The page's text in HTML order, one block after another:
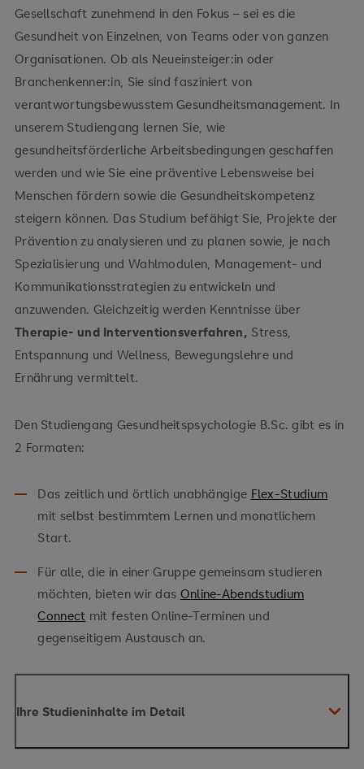
Gesellschaft zunehmend in den Fokus – sei es die
Gesundheit von Einzelnen, von Teams oder von ganzen
Organisationen. Ob als Neueinsteiger:in oder
Branchenkenner:in, Sie sind fasziniert von
verantwortungsbewusstem Gesundheitsmanagement. In
unserem Studiengang lernen Sie, wie
gesundheitsförderliche Arbeitsbedingungen geschaffen
werden und wie Sie eine präventive Lebensweise bei
Menschen fördern sowie die Gesundheitskompetenz
steigern können. Das Studium befähigt Sie, Projekte der
Prävention zu analysieren und zu planen sowie, je nach
Spezialisierung und Wahlmodulen, Management- und
Kommunikationsstrategien zu entwickeln und
anzuwenden. Gleichzeitig werden Kenntnisse über
Therapie- und Interventionsverfahren, Stress,
Entspannung und Wellness, Bewegungslehre und
Ernährung vermittelt.
Den Studiengang Gesundheitspsychologie B.Sc. gibt es in
2 Formaten:
Das zeitlich und örtlich unabhängige Flex-Studium
mit selbst bestimmtem Lernen und monatlichem
Start.
Für alle, die in einer Gruppe gemeinsam studieren
möchten, bieten wir das Online-Abendstudium
Connect mit festen Online-Terminen und
gegenseitigem Austausch an.
Ihre Studieninhalte im Detail